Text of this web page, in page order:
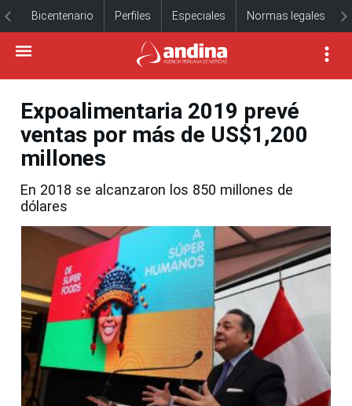
Bicentenario Perfiles Especiales Normas legales
Expoalimentaria 2019 prevé
ventas por más de US$1,200
millones
En 2018 se alcanzaron los 850 millones de
dólares